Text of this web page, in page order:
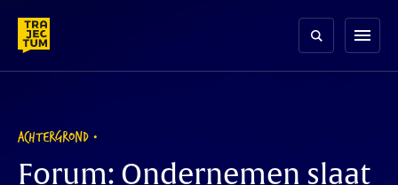
content
menu
ACHTERGROND
Forum: Ondernemen slaat